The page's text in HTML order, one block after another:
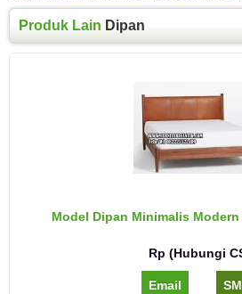
Produk Lain Dipan
Model Dipan Minimalis
Rp (Hubungi
Email